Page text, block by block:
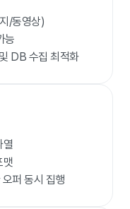
/동영상)
능
DB 수집 최적화
열
맷
퍼 동시 집행